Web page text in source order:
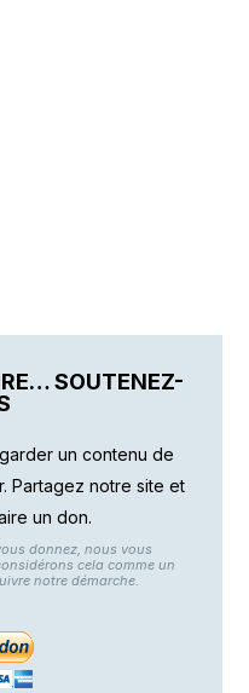
SOUTENEZ-
un contenu de
Partagez notre site et
un don.
donnez, nous vous
cela comme un
notre démarche.